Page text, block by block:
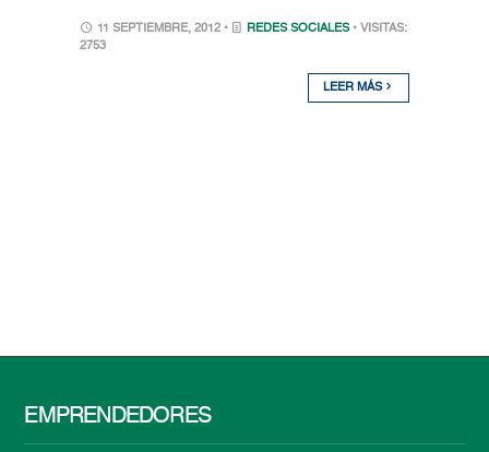
11 SEPTIEMBRE, 2012 • REDES SOCIALES • VISITAS:
2753
LEER MÁS
EMPRENDEDORES